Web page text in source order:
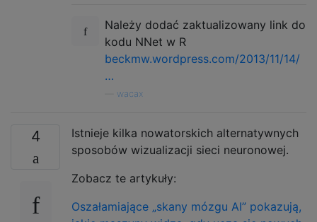
Należy dodać zaktualizowany link do
kodu NNet w R
beckmw.wordpress.com/2013/11/14/
…
wacax
4
Istnieje kilka nowatorskich alternatywnych
sposobów wizualizacji sieci neuronowej.
Zobacz te artykuły:
Oszałamiające „skany mózgu AI” pokazują,